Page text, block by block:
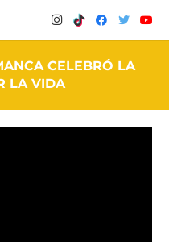
CELEBRÓ LA
LA VIDA